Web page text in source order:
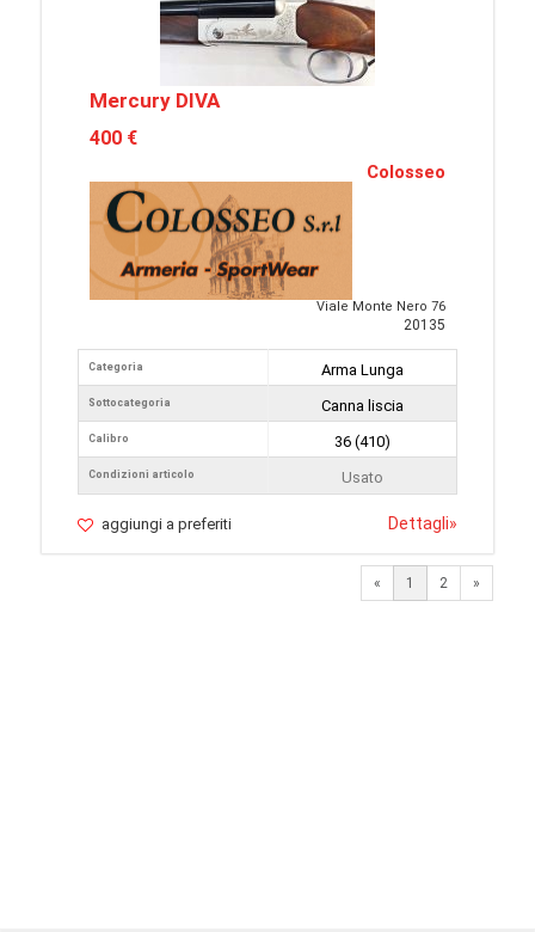
Mercury DIVA
400 €
Colosseo
Viale Monte Nero 76
20135
Categoria
Sottocategoria
Calibro
Condizioni articolo
Arma Lunga
Canna liscia
36 (410)
Usato
aggiungi a preferiti Dettagli»
« 1 2 »